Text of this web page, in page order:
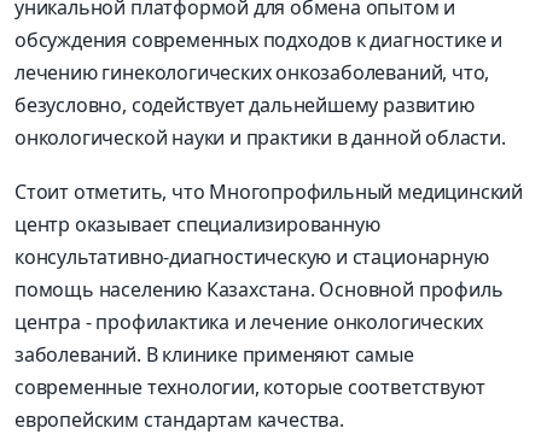
уникальной платформой для обмена опытом и
обсуждения современных подходов к диагностике и
лечению гинекологических онкозаболеваний, что,
безусловно, содействует дальнейшему развитию
онкологической науки и практики в данной области.
Стоит отметить, что Многопрофильный медицинский
центр оказывает специализированную
консультативно-диаг­ностическую и стационарную
помощь населению Казахстана. Основной профиль
центра - профилактика и лечение онкологических
заболеваний. В клинике применяют самые
современные технологии, которые соответствуют
европейским стандартам качества.